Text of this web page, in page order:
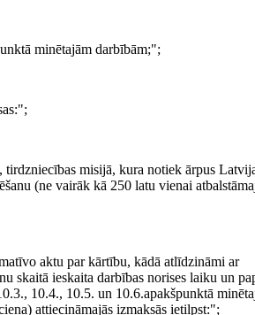
minētajām darbībām;";
tirdzniecības misijā, kura notiek ārpus
(ne vairāk kā 250 latu vienai
aktu par kārtību, kādā atlīdzināmi ar
skaitā ieskaita darbības norises laiku un
10.4., 10.5. un 10.6.apakšpunktā
attiecināmajās izmaksās ietilpst:";